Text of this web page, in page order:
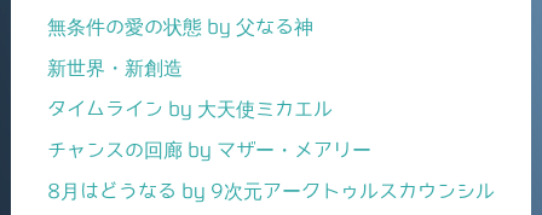
無条件の愛の状態 by 父なる神
新世界・新創造
タイムライン by 大天使ミカエル
チャンスの回廊 by マザー・メアリー
8月はどうなる by 9次元アークトゥルスカウンシル